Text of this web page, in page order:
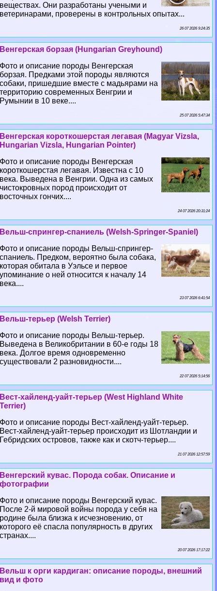
веществах. Они разработаны учеными и
ветеринарами, проверены в контрольных опытах...
26 07 2026 9:24:35
Венгерская борзая (Hungarian Greyhound)
Фото и описание породы Венгерская
борзая. Предками этой породы являются
собаки, пришедшие вместе с мадьярами на
территорию современных Венгрии и
Румынии в 10 веке....
25 07 2026 5:47:34
Венгерская короткошерстая легавая (Magyar Vizsla,
Hungarian Vizsla, Hungarian Pointer)
Фото и описание породы Венгерская
короткошерстая легавая. Известна с 10
века. Выведена в Венгрии. Одна из самых
чистокровных пород происходит от
восточных гончих....
24 07 2026 20:31:24
Вельш-спрингер-спаниель (Welsh-Springer-Spaniel)
Фото и описание породы Вельш-спрингер-
спаниель. Предком, вероятно была собака,
которая обитала в Уэльсе и первое
упоминание о ней относится к началу 14
века....
23 07 2026 6:41:54
Вельш-терьер (Welsh Terrier)
Фото и описание породы Вельш-терьер.
Выведена в Великобритании в 60-е годы 18
века. Долгое время одновременно
существовали 2 разновидности....
22 07 2026 5:14:56
Вест-хайленд-уайт-терьер (West Highland White
Terrier)
Фото и описание породы Вест-хайленд-уайт-терьер.
Вест-хайленд-уайт-терьер происходит из Шотландии и
Гебридских островов, также как и скотч-терьер....
21 07 2026 12:57:59
Венгерский кувас. Порода собак. Описание и
фотографии
Фото и описание породы Венгерский кувас.
После 2-й мировой войны порода у себя на
родине была близка к исчезновению, от
которого её спасла популярность в других
странах....
20 07 2026 17:17:22
Вельш к opги кардиган: описание породы, внешний
вид и фото